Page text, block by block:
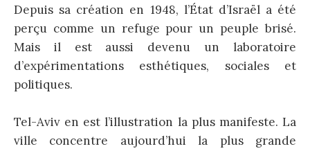
Depuis sa création en 1948, l’État d’Israël a été
perçu comme un refuge pour un peuple brisé.
Mais il est aussi devenu un laboratoire
d’expérimentations esthétiques, sociales et
politiques.
Tel-Aviv en est l’illustration la plus manifeste. La
ville concentre aujourd’hui la plus grande